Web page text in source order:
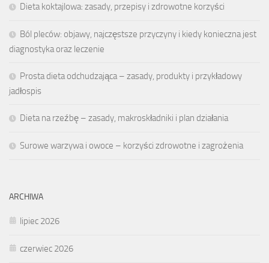
Dieta koktajlowa: zasady, przepisy i zdrowotne korzyści
Ból pleców: objawy, najczęstsze przyczyny i kiedy konieczna jest
diagnostyka oraz leczenie
Prosta dieta odchudzająca – zasady, produkty i przykładowy
jadłospis
Dieta na rzeźbę – zasady, makroskładniki i plan działania
Surowe warzywa i owoce – korzyści zdrowotne i zagrożenia
ARCHIWA
lipiec 2026
czerwiec 2026